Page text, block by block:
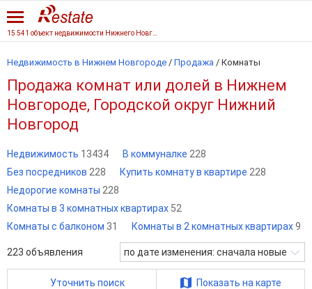
Недвижимость в Нижнем Новгороде / Продажа / Комнаты
Продажа комнат или долей в Нижнем
Новгороде, Городской округ Нижний
Новгород
Недвижимость 13434 В коммуналке 228
Без посредников 228 Купить комнату в квартире 228
Недорогие комнаты 228
Комнаты в 3 комнатных квартирах 52
Комнаты с балконом 31 Комнаты в 2 комнатных квартирах9
223 объявления по дате изменения: сначала новые
Уточнить поиск Показать на карте